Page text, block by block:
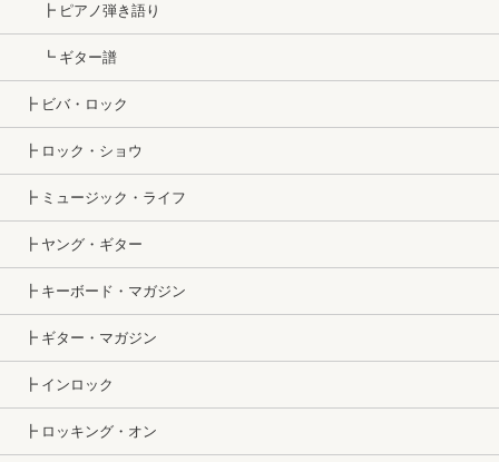
┣ ピアノ弾き語り
┗ ギター譜
┣ ビバ・ロック
┣ ロック・ショウ
┣ ミュージック・ライフ
┣ ヤング・ギター
┣ キーボード・マガジン
┣ ギター・マガジン
┣ インロック
┣ ロッキング・オン